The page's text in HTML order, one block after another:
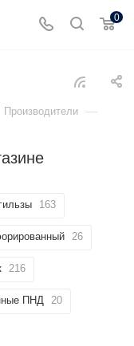
0
Производители —
163
26
216
ПНД 20